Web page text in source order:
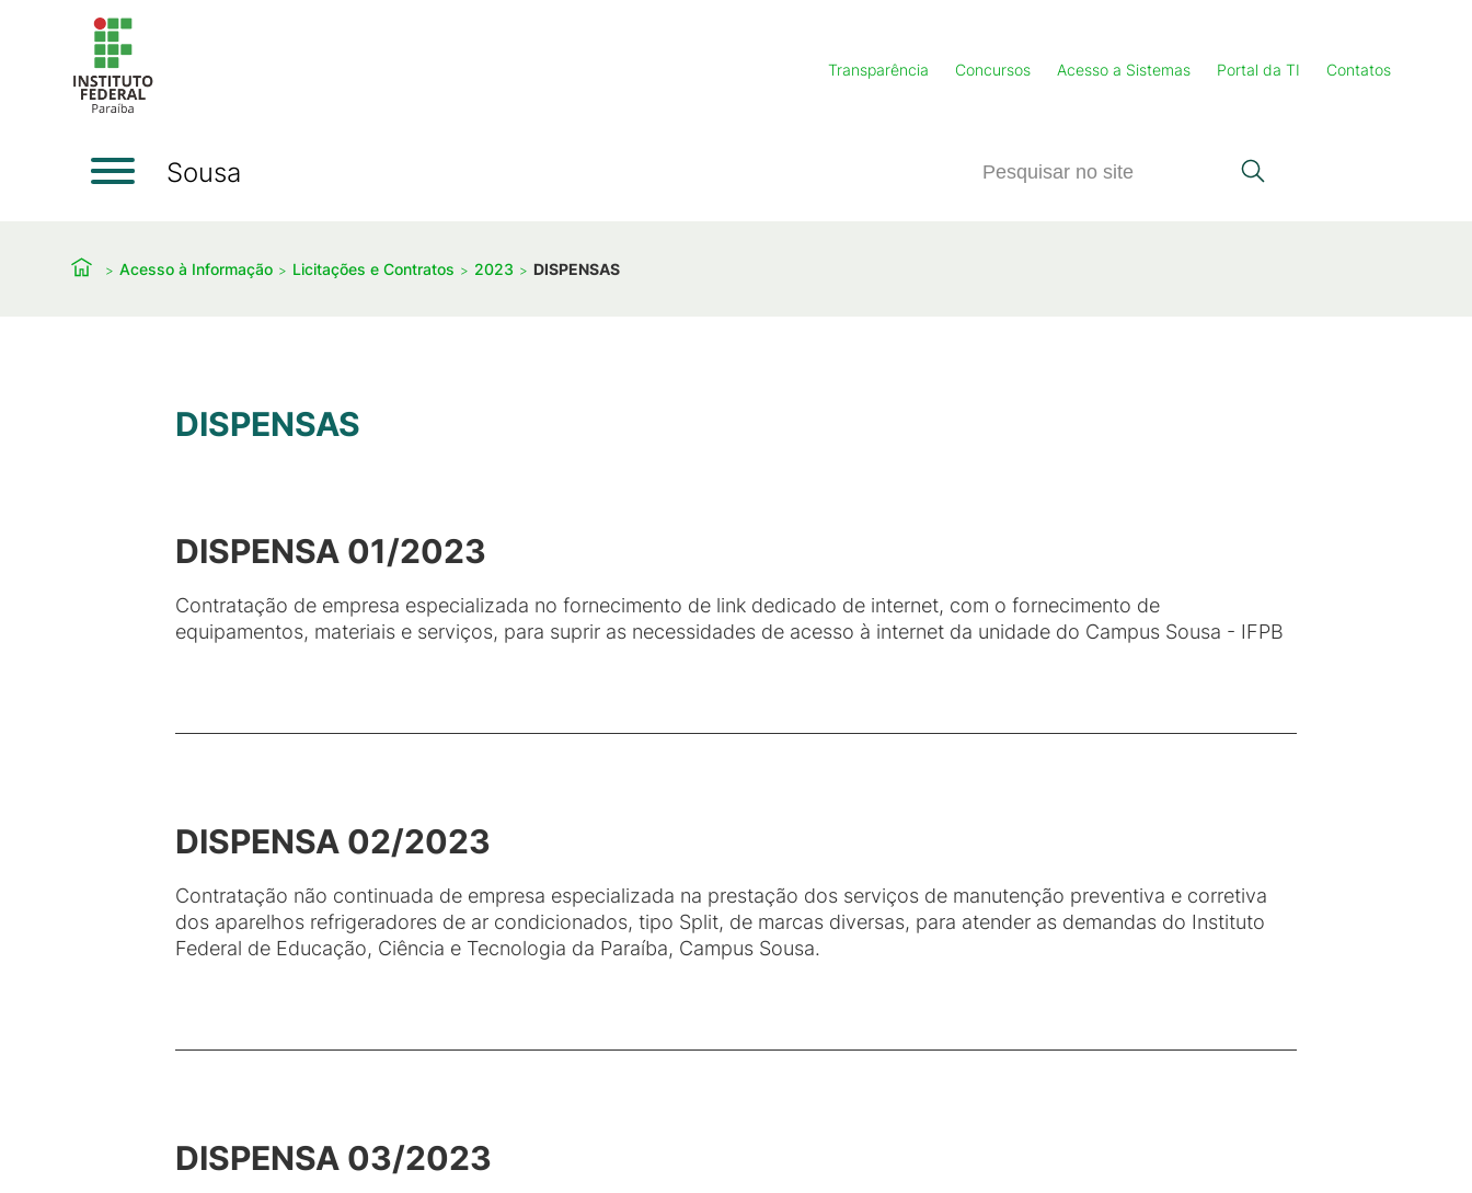
Transparência Concursos Acesso a Sistemas Portal da TI Contatos
Sousa
Acesso à Informação Licitações e Contratos 2023 DISPENSAS
DISPENSAS
DISPENSA 01/2023
Contratação de empresa especializada no fornecimento de link dedicado de internet, com o fornecimento de
equipamentos, materiais e serviços, para suprir as necessidades de acesso à internet da unidade do Campus Sousa - IFPB
DISPENSA 02/2023
Contratação não continuada de empresa especializada na prestação dos serviços de manutenção preventiva e corretiva
dos aparelhos refrigeradores de ar condicionados, tipo Split, de marcas diversas, para atender as demandas do Instituto
Federal de Educação, Ciência e Tecnologia da Paraíba, Campus Sousa.
DISPENSA 03/2023